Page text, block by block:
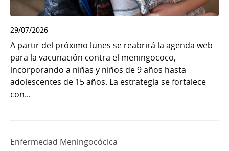
29/07/2026
A partir del próximo lunes se reabrirá la agenda web
para la vacunación contra el meningococo,
incorporando a niñas y niños de 9 años hasta
adolescentes de 15 años. La estrategia se fortalece
con...
Enfermedad Meningocócica